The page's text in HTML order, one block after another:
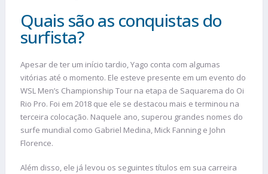
Quais são as conquistas do
surfista?
Apesar de ter um início tardio, Yago conta com algumas
vitórias até o momento. Ele esteve presente em um evento do
WSL Men’s Championship Tour na etapa de Saquarema do Oi
Rio Pro. Foi em 2018 que ele se destacou mais e terminou na
terceira colocação. Naquele ano, superou grandes nomes do
surfe mundial como Gabriel Medina, Mick Fanning e John
Florence.
Além disso, ele já levou os seguintes títulos em sua carreira